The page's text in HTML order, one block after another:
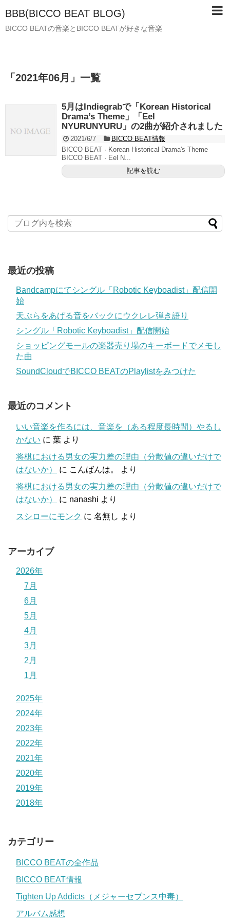
BBB(BICCO BEAT BLOG)
BICCO BEATの音楽とBICCO BEATが好きな音楽
「 2021年06月 」 一覧
5月はIndiegrabで「Korean Historical
Drama’s Theme」「Eel
NYURUNYURU」の2曲が紹介されました
2021/6/7
BICCO BEAT情報
BICCO BEAT · Korean Historical Drama's Theme
BICCO BEAT · Eel N...
記事を読む
最近の投稿
Bandcampにてシングル「Robotic Keyboadist」配信開
始
天ぷらをあげる音をバックにウクレレ弾き語り
シングル「Robotic Keyboadist」配信開始
ショッピングモールの楽器売り場のキーボードでメモし
た曲
SoundCloudでBICCO BEATのPlaylistをみつけた
最近のコメント
いい音楽を作るには、音楽を（ある程度長時間）やるし
かない に 葉 より
将棋における男女の実力差の理由（分散値の違いだけで
はないか）
に こんばんは。
より
将棋における男女の実力差の理由（分散値の違いだけで
はないか）
に nanashi より
スシローにモンク に 名無し より
アーカイブ
2026年
7月
6月
5月
4月
3月
2月
1月
2025年
2024年
2023年
2022年
2021年
2020年
2019年
2018年
カテゴリー
BICCO BEATの全作品
BICCO BEAT情報
Tighten Up Addicts（メジャーセブンス中毒）
アルバム感想